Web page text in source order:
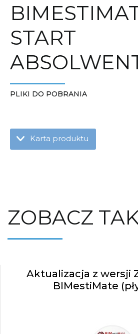
START
PLIKI DO POBRANIA
Karta produktu
ZOBACZ
Aktualizacja z wersji
BIMestiMate